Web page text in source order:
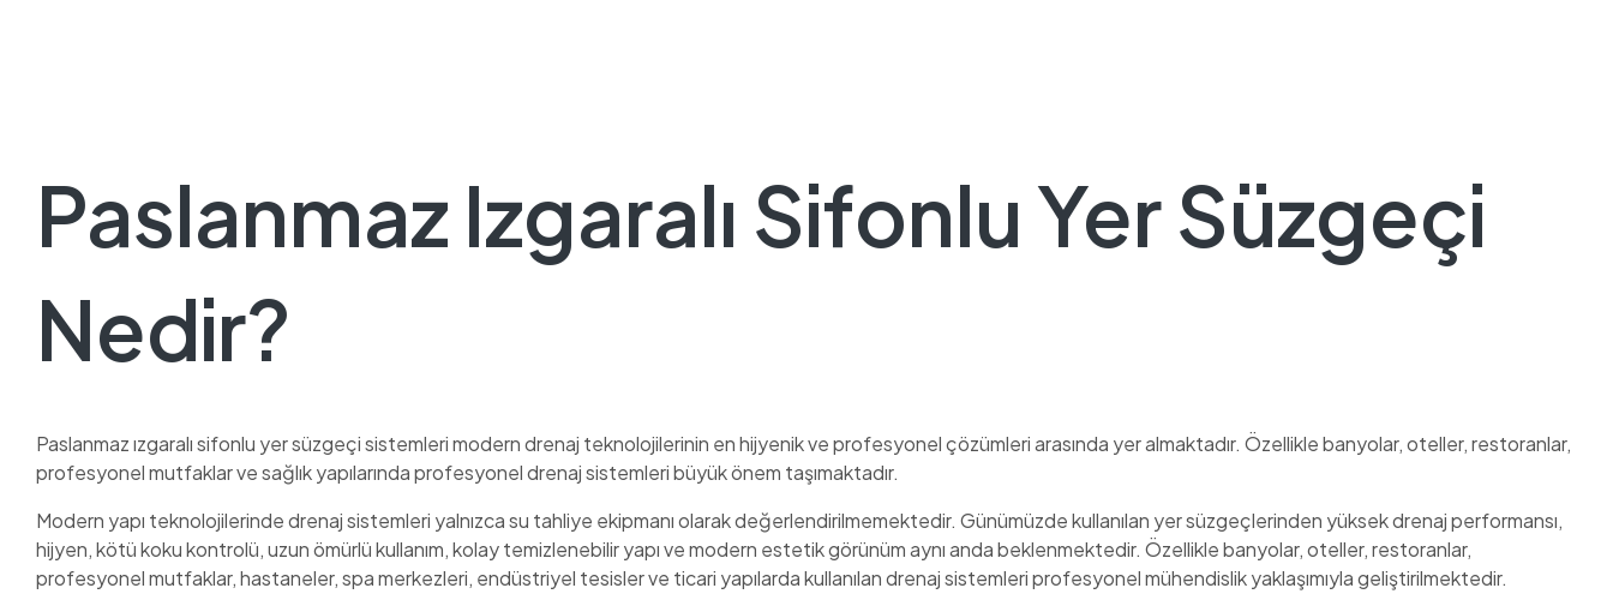
Paslanmaz Izgaralı Sifonlu Yer Süzgeçi
Nedir?
Paslanmaz ızgaralı sifonlu yer süzgeçi sistemleri modern drenaj teknolojilerinin en hijyenik ve profesyonel çözümleri arasında yer almaktadır. Özellikle banyolar, oteller, restoranlar,
profesyonel mutfaklar ve sağlık yapılarında profesyonel drenaj sistemleri büyük önem taşımaktadır.
Modern yapı teknolojilerinde drenaj sistemleri yalnızca su tahliye ekipmanı olarak değerlendirilmemektedir. Günümüzde kullanılan yer süzgeçlerinden yüksek drenaj performansı,
hijyen, kötü koku kontrolü, uzun ömürlü kullanım, kolay temizlenebilir yapı ve modern estetik görünüm aynı anda beklenmektedir. Özellikle banyolar, oteller, restoranlar,
profesyonel mutfaklar, hastaneler, spa merkezleri, endüstriyel tesisler ve ticari yapılarda kullanılan drenaj sistemleri profesyonel mühendislik yaklaşımıyla geliştirilmektedir.